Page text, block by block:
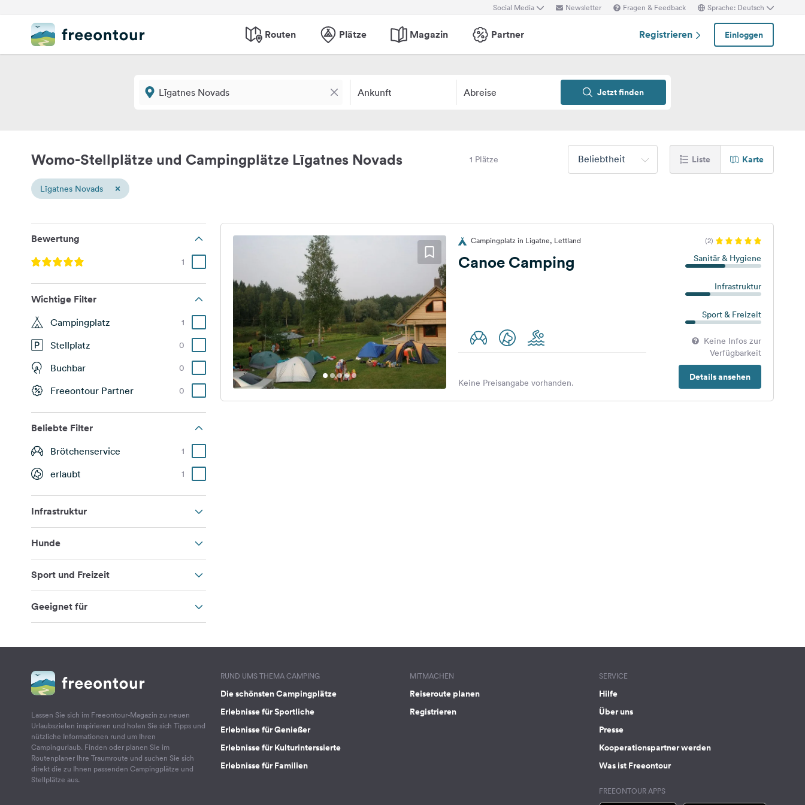
Social Media Newsletter Fragen & Feedback Sprache: Deutsch
Routen Plätze Magazin Partner Registrieren Einloggen
Ankunft Abreise Jetzt finden
Womo-Stellplätze und Campingplätze Līgatnes Novads 1 Plätze Beliebtheit Liste Karte
Līgatnes Novads ×
Bewertung
1
Wichtige Filter
Campingplatz 1
Stellplatz 0
Buchbar 0
Freeontour Partner 0
Beliebte Filter
Brötchenservice 1
erlaubt 1
Infrastruktur
Hunde
Sport und Freizeit
Geeignet für
Campingplatz in Ligatne, Lettland (2)
Canoe Camping Sanitär & Hygiene
Infrastruktur
Sport & Freizeit
Keine Infos zur
Verfügbarkeit
Details ansehen
Keine Preisangabe vorhanden.
Lassen Sie sich im Freeontour-Magazin zu neuen
Urlaubszielen inspirieren und holen Sie sich Tipps und
nützliche Informationen rund um Ihren
Campingurlaub. Finden oder planen Sie im
Routenplaner Ihre Traumroute und suchen Sie sich
direkt die zu Ihnen passenden Campingplätze und
Stellplätze aus.
RUND UMS THEMA CAMPING
Die schönsten Campingplätze
Erlebnisse für Sportliche
Erlebnisse für Genießer
Erlebnisse für Kulturinterssierte
Erlebnisse für Familien
MITMACHEN
Reiseroute planen
Registrieren
SERVICE
Hilfe
Über uns
Presse
Kooperationspartner werden
Was ist Freeontour
FREEONTOUR APPS